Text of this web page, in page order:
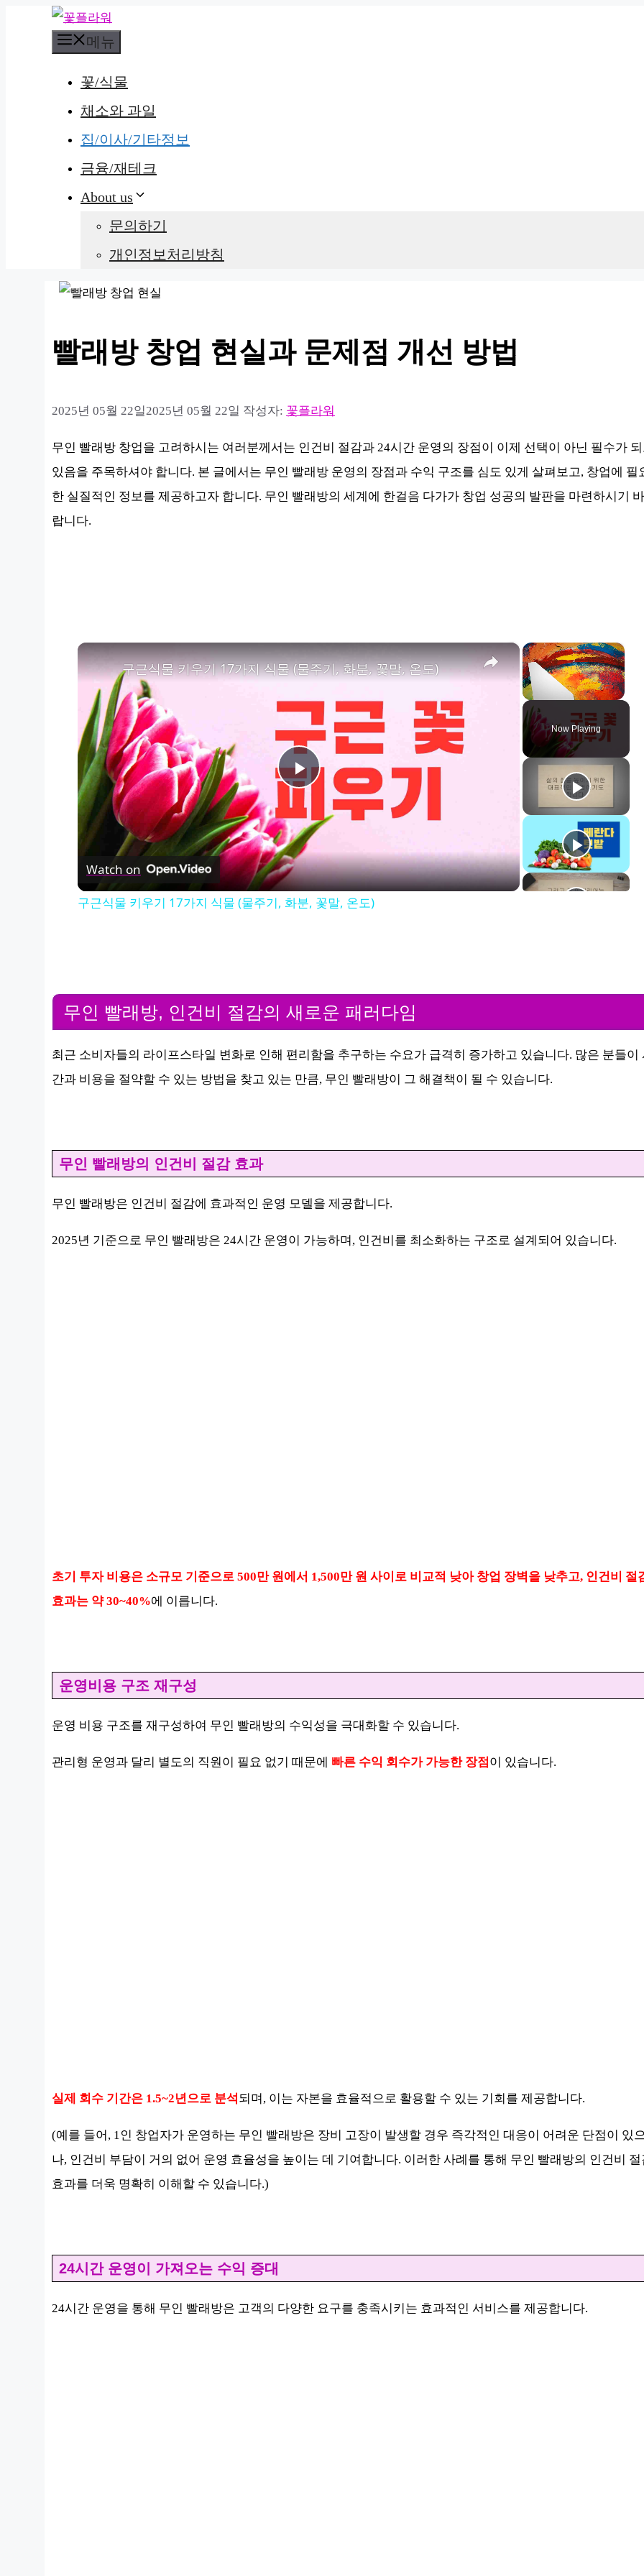
메뉴
꽃/식물
채소와 과일
집/이사/기타정보
금융/재테크
About us
문의하기
개인정보처리방침
빨래방 창업 현실과 문제점 개선 방법
2025년 05월 22일2025년 05월 22일 작성자: 꽃플라워
무인 빨래방 창업을 고려하시는 여러분께서는 인건비 절감과 24시간 운영의 장점이 이제 선택이 아닌 필수가
있음을 주목하셔야 합니다. 본 글에서는 무인 빨래방 운영의 장점과 수익 구조를 심도 있게 살펴보고, 창업에 필
한 실질적인 정보를 제공하고자 합니다. 무인 빨래방의 세계에 한걸음 다가가 창업 성공의 발판을 마련하시기 바
랍니다.
×
Now Playing
×
Play
Video
구근식물 키우기 17가지 식물 (물주기, 화분, 꽃말, 온도)
Watch on
구근식물 키우기 17가지 식물 (물주기, 화분, 꽃말, 온도)
무인 빨래방, 인건비 절감의 새로운 패러다임
최근 소비자들의 라이프스타일 변화로 인해 편리함을 추구하는 수요가 급격히 증가하고 있습니다. 많은 분들이
간과 비용을 절약할 수 있는 방법을 찾고 있는 만큼, 무인 빨래방이 그 해결책이 될 수 있습니다.
무인 빨래방의 인건비 절감 효과
무인 빨래방은 인건비 절감에 효과적인 운영 모델을 제공합니다.
2025년 기준으로 무인 빨래방은 24시간 운영이 가능하며, 인건비를 최소화하는 구조로 설계되어 있습니다.
초기 투자 비용은 소규모 기준으로 500만 원에서 1,500만 원 사이로 비교적 낮아 창업 장벽을 낮추고, 인건비 절
효과는 약 30~40%에 이릅니다.
운영비용 구조 재구성
운영 비용 구조를 재구성하여 무인 빨래방의 수익성을 극대화할 수 있습니다.
관리형 운영과 달리 별도의 직원이 필요 없기 때문에 빠른 수익 회수가 가능한 장점이 있습니다.
실제 회수 기간은 1.5~2년으로 분석되며, 이는 자본을 효율적으로 활용할 수 있는 기회를 제공합니다.
(예를 들어, 1인 창업자가 운영하는 무인 빨래방은 장비 고장이 발생할 경우 즉각적인 대응이 어려운 단점이 있
나, 인건비 부담이 거의 없어 운영 효율성을 높이는 데 기여합니다. 이러한 사례를 통해 무인 빨래방의 인건비 절
효과를 더욱 명확히 이해할 수 있습니다.)
24시간 운영이 가져오는 수익 증대
24시간 운영을 통해 무인 빨래방은 고객의 다양한 요구를 충족시키는 효과적인 서비스를 제공합니다.